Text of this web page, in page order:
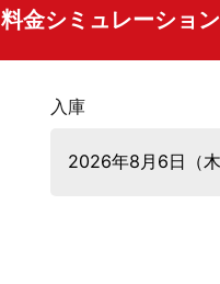
料金シミュレーション
入庫